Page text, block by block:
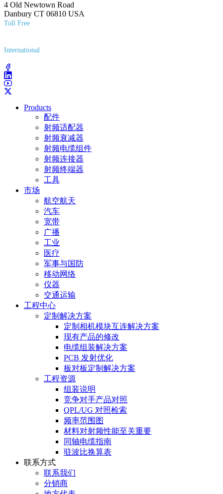
4 Old Newtown Road
Danbury CT 06810 USA
Toll Free
International
Products
配件
射频适配器
射频衰减器
射频电缆组件
射频连接器
射频终端器
工具
市场
航空航天
汽车
宽带
广播
工业
医疗
军事与国防
移动网络
仪器
交通运输
工程中心
定制解决方案
定制相机模块互连解决方案
现有产品的修改
电缆组装解决方案
PCB 发射优化
板对板定制解决方案
工程资源
组装说明
竞争对手产品对照
QPL/UG 对照检索
频率范围图
材料对射频性能至关重要
同轴电缆指南
驻波比换算表
联系方式
联系我们
分销商